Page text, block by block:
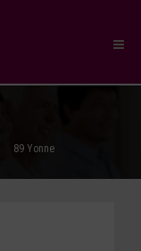
89 Yonne